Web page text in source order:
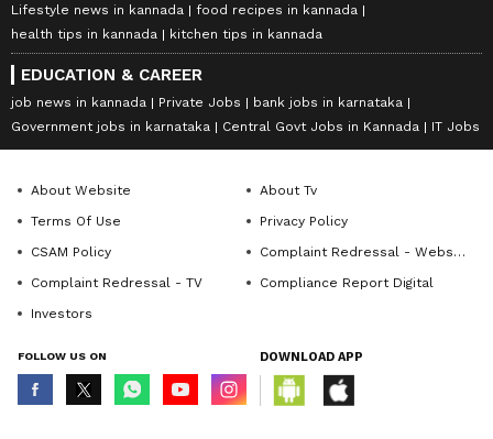
Lifestyle news in kannada
food recipes in kannada
health tips in kannada
kitchen tips in kannada
EDUCATION & CAREER
job news in kannada Private Jobs
bank jobs in karnataka
Government jobs in karnataka
Central Govt Jobs in Kannada IT Jobs
About Website
About Tv
Terms Of Use
Privacy Policy
CSAM Policy
Complaint Redressal - Website
Complaint Redressal - TV
Compliance Report Digital
Investors
FOLLOW US ON DOWNLOAD APP